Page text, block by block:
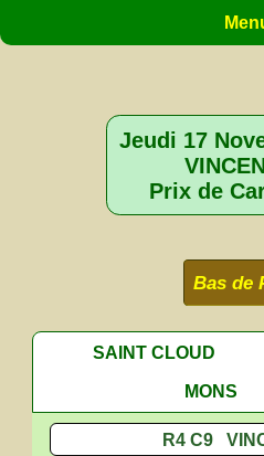
Jeudi 17
Prix de
Bas de
SAINT CLOUD
MONS
R4 C9